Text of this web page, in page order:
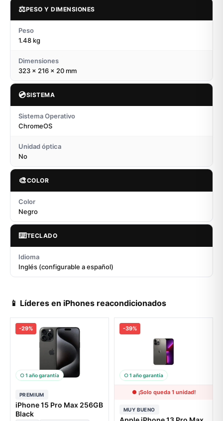
⚖️PESO Y DIMENSIONES
Peso
1.48 kg
Dimensiones
323 x 216 x 20 mm
💿SISTEMA
Sistema Operativo
ChromeOS
Unidad óptica
No
🎨COLOR
Color
Negro
⌨️TECLADO
Idioma
Inglés (configurable a español)
📱 Líderes en iPhones reacondicionados
-29%
○ 1 año garantía
PREMIUM
iPhone 15 Pro Max 256GB
Black
-39%
○ 1 año garantía
● ¡Solo queda 1 unidad!
MUY BUENO